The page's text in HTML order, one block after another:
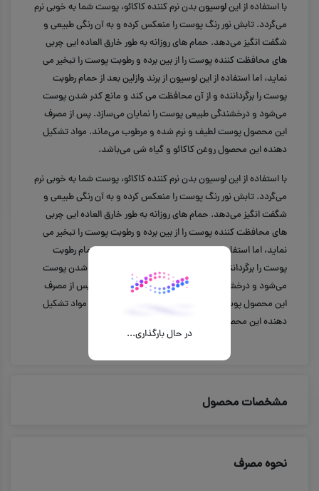
با استفاده از اینلوسیونبدن نرم کننده کاکائو، پوست شما به خوبی نرم
می‌گردد. تابش نور رنگ پوست را منعکس کرده و به آن رنگی طبیعی و
شگفت انگیز می‌دهد. حمام های روزانه به طور خارق العاده ایی چربی
های محافظت کننده پوست را از بین برده و رطوبت پوست را تبخیر می
نماید، اما استفاده از این لوسیون از برند وازلین بعد از حمام رطوبت
پوست را برگرداننده و از آن محافظت می کند و مانع کدر شدن پوست
می‌شود و درخشندگی طبیعی پوست را نمایان می‌سازد. پس از مصرف
این محصول پوست لطیف و نرم شده و مرطوب می‌ماند. مواد تشکیل
دهنده این محصول روغن کاکائو و گیاه شی می‌باشد.
با استفاده از این لوسیون بدن نرم کننده کاکائو، پوست شما به خوبی نرم
می‌گردد. تابش نور رنگ پوست را منعکس کرده و به آن رنگی طبیعی و
شگفت انگیز می‌دهد. حمام های روزانه به طور خارق العاده ایی چربی
های محافظت کننده پوست را از بین برده و رطوبت پوست را تبخیر می
نماید، اما استفاده از این لوسیون از برند وازلین بعد از حمام رطوبت
پوست را برگرداننده و از آن محافظت می کند و مانع کدر شدن پوست
می‌شود و درخشندگی طبیعی پوست را نمایان می‌سازد. پس از مصرف
این محصول پوست لطیف و نرم شده و مرطوب می‌ماند. مواد تشکیل
دهنده این محصول روغن کاکائو و گیاه شی می‌باشد.
مشخصات محصول
نحوه مصرف
در حال بارگذاری...